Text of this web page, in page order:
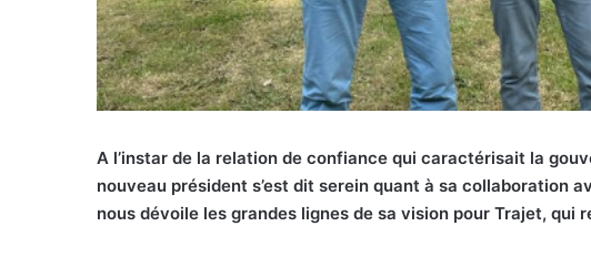
A l’instar de la relation de confiance qui caractérisait la
nouveau président s’est dit serein quant à sa collaboration
nous dévoile les grandes lignes de sa vision pour Trajet,